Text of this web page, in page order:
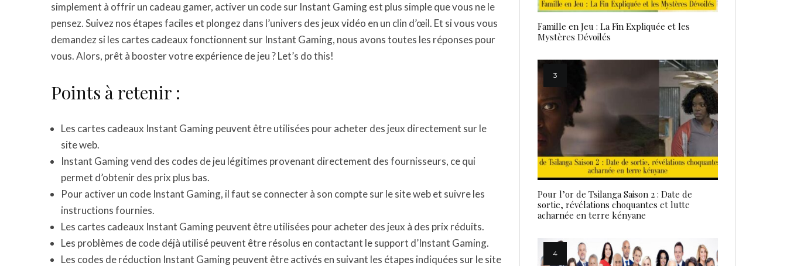
simplement à offrir un cadeau gamer, activer un code sur Instant Gaming est plus simple que vous ne le
pensez. Suivez nos étapes faciles et plongez dans l’univers des jeux vidéo en un clin d’œil. Et si vous vous
demandez si les cartes cadeaux fonctionnent sur Instant Gaming, nous avons toutes les réponses pour
vous. Alors, prêt à booster votre expérience de jeu ? Let’s do this!
Points à retenir :
Les cartes cadeaux Instant Gaming peuvent être utilisées pour acheter des jeux directement sur le
site web.
Instant Gaming vend des codes de jeu légitimes provenant directement des fournisseurs, ce qui
permet d’obtenir des prix plus bas.
Pour activer un code Instant Gaming, il faut se connecter à son compte sur le site web et suivre les
instructions fournies.
Les cartes cadeaux Instant Gaming peuvent être utilisées pour acheter des jeux à des prix réduits.
Les problèmes de code déjà utilisé peuvent être résolus en contactant le support d’Instant Gaming.
Les codes de réduction Instant Gaming peuvent être activés en suivant les étapes indiquées sur le site
Famille en Jeu : La Fin Expliquée et les
Mystères Dévoilés
Pour l’or de Tsilanga Saison 2 : Date de
sortie, révélations choquantes et lutte
acharnée en terre kényane